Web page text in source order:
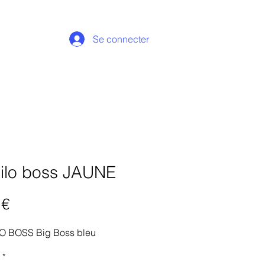
Se connecter
boss JAUNE
Prix
BOSS Big Boss bleu
*